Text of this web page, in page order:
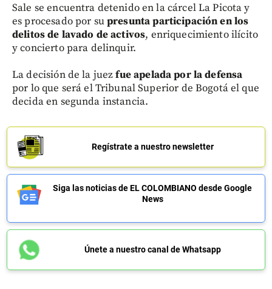
Sale se encuentra detenido en la cárcel La Picota y
es procesado por supresunta participación en los
delitos de lavado de activos, enriquecimiento ilícito
y concierto para delinquir.
La decisión de la juezfue apelada por la defensa
por lo que será el Tribunal Superior de Bogotá el que
decida en segunda instancia.
Regístrate a nuestro newsletter
Siga las noticias de EL COLOMBIANO desde Google
News
Únete a nuestro canal de Whatsapp